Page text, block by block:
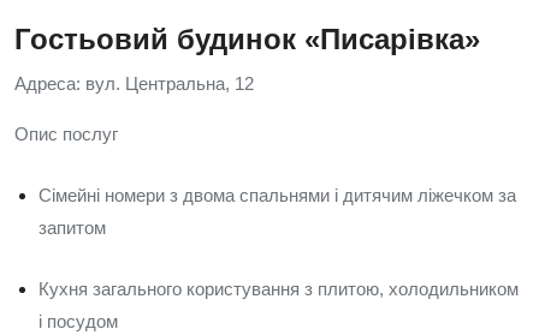
Гостьовий будинок «Писарівка»
Адреса: вул. Центральна, 12
Опис послуг
Сімейні номери з двома спальнями і дитячим ліжечком за
запитом
Кухня загального користування з плитою, холодильником
і посудом